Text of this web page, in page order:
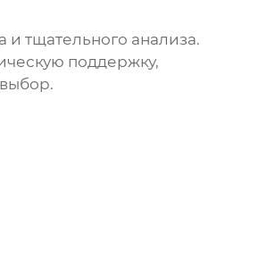
и тщательного анализа.
поддержку,